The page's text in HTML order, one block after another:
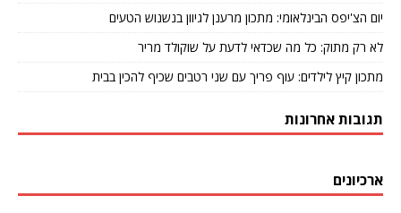
יום הצ'יפס הבינלאומי: מתכון מרענן לגיוון בנשנוש הטעים
לא רק מתוק: כל מה שכדאי לדעת על שוקולד מריר
מתכון קיץ לילדים: עוף פריך עם שני רטבים שכיף להכין בבית
תגובות אחרונות
ארכיונים